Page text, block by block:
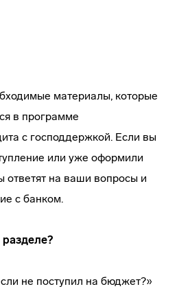
материалы, которые
в программе
с господдержкой. Если вы
или уже оформили
ответят на ваши вопросы и
с банком.
не поступил на бюджет?»